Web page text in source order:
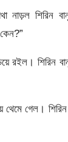
নাড়ল শিরিন
রইল। শিরিন
থেমে গেল।